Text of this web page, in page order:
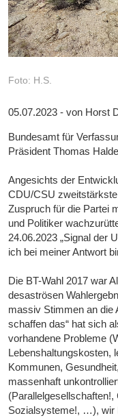
Foto: H.S.
05.07.2023 - von Horst
Bundesamt für
Präsident Thomas
Angesichts der
CDU/CSU
Zuspruch für die Partei
und Politiker
24.06.2023 „Signal der
ich bei meiner Antwort
Die BT-Wahl 2017 war
desaströsen
massiv Stimmen an die
schaffen das“ hat sich
vorhandene Probleme
Lebenshaltungskosten,
Kommunen,
massenhaft
Sozialsysteme!, …), wir